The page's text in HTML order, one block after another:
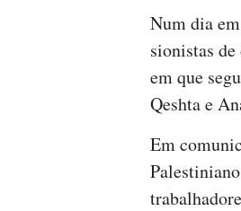
Num dia
sionistas
em que
Qeshta e
Em